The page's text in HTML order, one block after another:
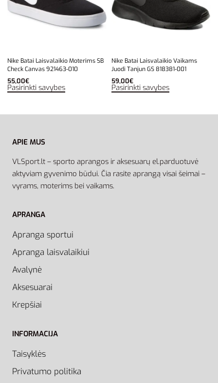
Nike Batai Laisvalaikio Moterims SB
Check Canvas 921463-010
55,00€
Pasirinkti savybes
Nike Batai Laisvalaikio Vaikams
Juodi Tanjun GS 818381-001
59,00€
Pasirinkti savybes
APIE MUS
VLSport.lt – sporto aprangos ir aksesuarų el.parduotuvė
aktyviam gyvenimo būdui. Čia rasite aprangą visai šeimai –
vyrams, moterims bei vaikams.
APRANGA
Apranga sportui
Apranga laisvalaikiui
Avalynė
Aksesuarai
Krepšiai
INFORMACIJA
Taisyklės
Privatumo politika